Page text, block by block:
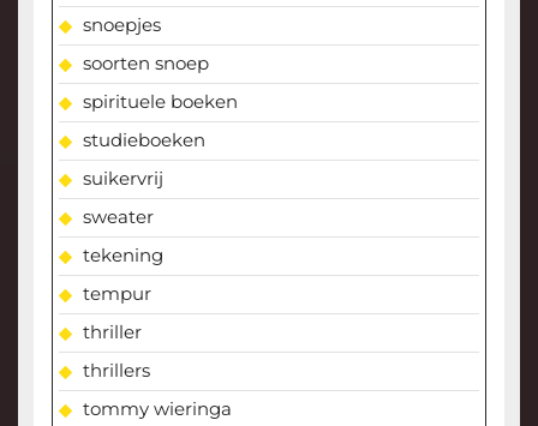
snoepjes
soorten snoep
spirituele boeken
studieboeken
suikervrij
sweater
tekening
tempur
thriller
thrillers
tommy wieringa